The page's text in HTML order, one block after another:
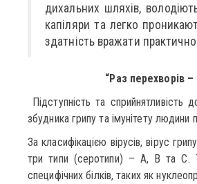
дихальних шляхів,
капіляри та легко
здатність вражати
“Раз перехворів
Підступність та сприйнятливість
збудника грипу та імунітету людини
За класифікацією вірусів, вірус
три типи (серотипи) – А, В та С.
специфічних білків, таких як